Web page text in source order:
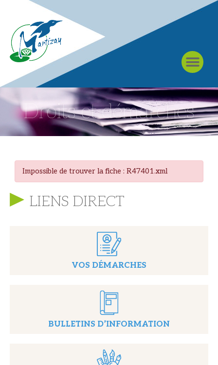
Droits et démarches
Impossible de trouver la fiche : R47401.xml
LIENS DIRECT
VOS DÉMARCHES
BULLETINS D’INFORMATION